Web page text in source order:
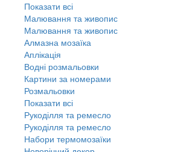
Показати всі
Малювання та живопис
Малювання та живопис
Алмазна мозаїка
Аплікація
Водні розмальовки
Картини за номерами
Розмальовки
Показати всі
Рукоділля та ремесло
Рукоділля та ремесло
Набори термомозаїки